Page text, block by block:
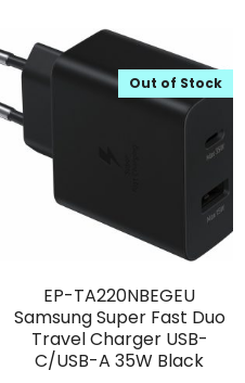
EP-TA220NBEGEU
Samsung Super Fast Duo
Travel Charger USB-
C/USB-A 35W Black
Out of Stock